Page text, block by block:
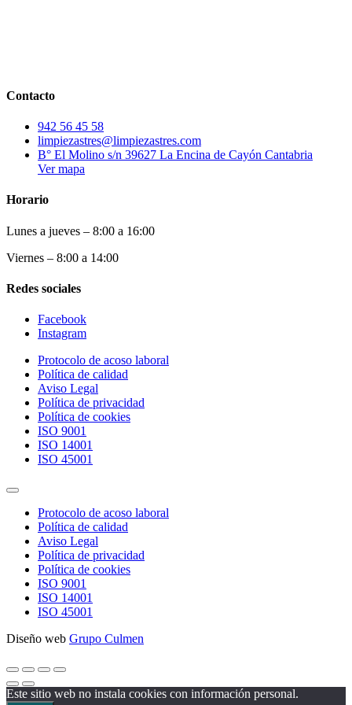
Contacto
942 56 45 58
limpiezastres@limpiezastres.com
B° El Molino s/n 39627 La Encina de Cayón Cantabria
Ver mapa
Horario
Lunes a jueves – 8:00 a 16:00
Viernes – 8:00 a 14:00
Redes sociales
Facebook
Instagram
Protocolo de acoso laboral
Política de calidad
Aviso Legal
Política de privacidad
Política de cookies
ISO 9001
ISO 14001
ISO 45001
Protocolo de acoso laboral
Política de calidad
Aviso Legal
Política de privacidad
Política de cookies
ISO 9001
ISO 14001
ISO 45001
Diseño web Grupo Culmen
Este sitio web no instala cookies con información personal.